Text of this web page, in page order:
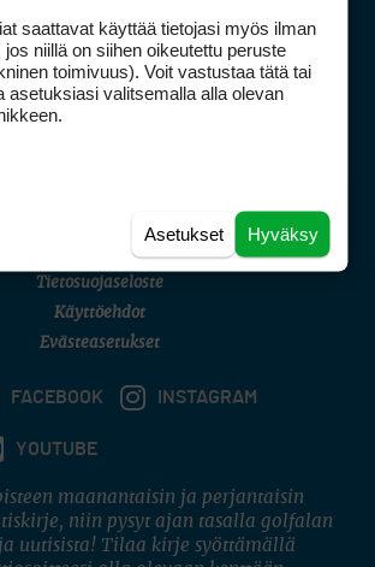
Golfpisteen yhteystiedot
DSA avoimuusraportti
Asiakaspalvelu
(digi) digi@otavamedia.fi
Tietosuojaseloste
Käyttöehdot
Evästeasetukset
FACEBOOK INSTAGRAM
YOUTUBE
maanantaisin ja perjantaisin
niin pysyt ajan tasalla golfalan
uutisista! Tilaa kirje syöttämällä
saattavat käyttää tietojasi myös ilman
niillä on siihen oikeutettu peruste
toimivuus). Voit vastustaa tätä tai
asetuksiasi valitsemalla alla olevan
Hyväksy
Asetukset